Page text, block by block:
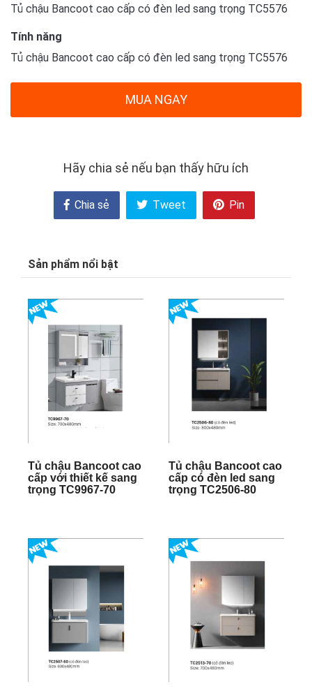
Tủ chậu Bancoot cao cấp có đèn led sang trọng TC5576
Tính năng
Tủ chậu Bancoot cao cấp có đèn led sang trọng TC5576
MUA NGAY
Hãy chia sẻ nếu bạn thấy hữu ích
Chia sẻ Tweet Pin
Sản phẩm nổi bật
Tủ chậu Bancoot cao
cấp với thiết kế sang
trọng TC9967-70
Tủ chậu Bancoot cao
cấp có đèn led sang
trọng TC2506-80